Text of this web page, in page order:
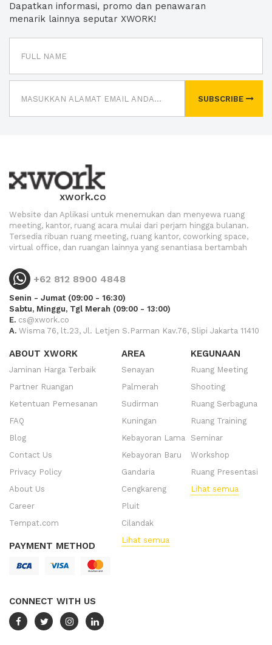
Dapatkan informasi, promo dan penawaran
menarik lainnya seputar XWORK!
SUBSCRIBE
xwork.co
Website dan Aplikasi untuk menemukan dan menyewa ruang
meeting, kantor, ruang acara mulai dari perjam hingga bulanan.
Tersedia ribuan ruang meeting, ruang kantor, coworking space,
virtual office, dan ruangan lainnya yang senantiasa bertambah
+62 812 8900 4848
Senin - Jumat (09:00 - 16:30)
Sabtu, Minggu, Tgl Merah (09:00 - 13:00)
E. cs@xwork.co
A. Wisma 76, lt.23, Jl. Letjen S.Parman Kav.76, Slipi Jakarta 11410
ABOUT XWORK
Jaminan Harga Terbaik
Partner Ruangan
Ketentuan Pemesanan
FAQ
Blog
Contact Us
Privacy Policy
About Us
Career
Tempat.com
PAYMENT METHOD
CONNECT WITH US
AREA
Senayan
Palmerah
Sudirman
Kuningan
Kebayoran Lama
Kebayoran Baru
Gandaria
Cengkareng
Pluit
Cilandak
Lihat semua
KEGUNAAN
Ruang Meeting
Shooting
Ruang Serbaguna
Ruang Training
Seminar
Workshop
Ruang Presentasi
Lihat semua